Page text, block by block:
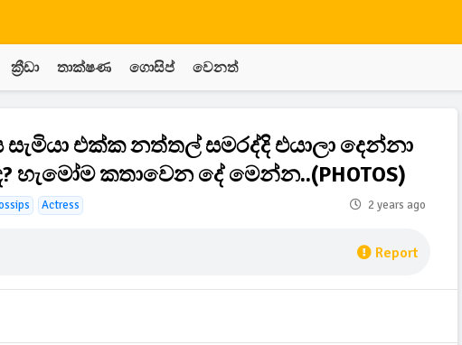
ක්‍රීඩා තාක්ෂණ ගොසිප් වෙනත්
එක්ක නත්තල් සමරද්දි එයාලා දෙන්නා
හැමෝම කතාවෙන දේ මෙන්න..(PHOTOS)
Actress 2 years ago
Report